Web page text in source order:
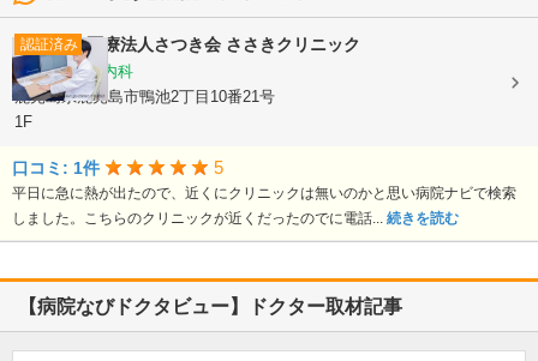
認証済み 医療法人さつき会 ささきクリニック
内科, 循環器内科
鹿児島県鹿児島市鴨池2丁目10番21号
1F
口コミ: 1件 5
平日に急に熱が出たので、近くにクリニックは無いのかと思い病院ナビで検索
しました。こちらのクリニックが近くだったのでに電話... 続きを読む
【病院なびドクタビュー】ドクター取材記事